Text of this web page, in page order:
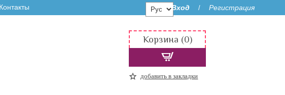
Контакты Вход / Регистрация
Корзина (0)
добавить в закладки